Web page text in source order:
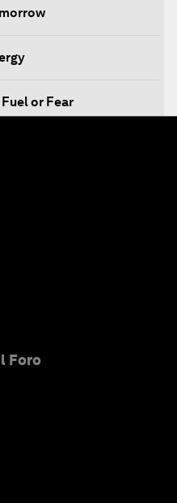
or Fear
of Industries
in Emerging
with Yo-Yo Ma
Foro